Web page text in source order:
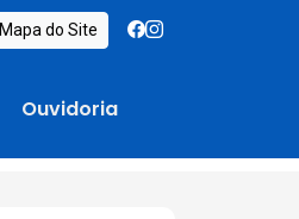
Mapa do Site
Ouvidoria